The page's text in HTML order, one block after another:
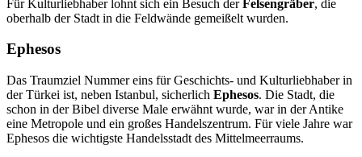
Für Kulturliebhaber lohnt sich ein Besuch derFelsengräber, die
oberhalb der Stadt in die Feldwände gemeißelt wurden.
Ephesos
Das Traumziel Nummer eins für Geschichts- und Kulturliebhaber in
der Türkei ist, neben Istanbul, sicherlich Ephesos. Die Stadt, die
schon in der Bibel diverse Male erwähnt wurde, war in der Antike
eine Metropole und ein großes Handelszentrum. Für viele Jahre war
Ephesos die wichtigste Handelsstadt des Mittelmeerraums.